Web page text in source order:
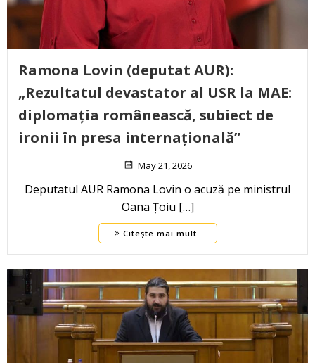
Ramona Lovin (deputat AUR):
„Rezultatul devastator al USR la MAE:
diplomația românească, subiect de
ironii în presa internațională”
May 21, 2026
Deputatul AUR Ramona Lovin o acuză pe ministrul
Oana Țoiu […]
Citește mai mult..